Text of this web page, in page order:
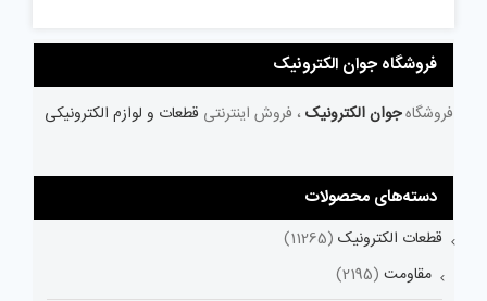
فروشگاه جوان الکترونیک
فروشگاهجوان الکترونیک ، فروش اینترنتی قطعات و لوازم الکترونیکی
دسته‌های محصولات
قطعات الکترونیک (11265)
مقاومت (2195)